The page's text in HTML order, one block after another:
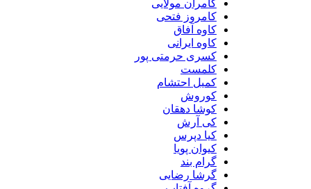
کامران مولایی
کامروز فتحی
کاوه آفاق
کاوه ایرانی
کسری حرمتی پور
کلمست
کمیل احتشام
کوروش
کوشا دهقان
کی آرش
کیا دپرس
کیوان پویا
گرام بند
گرشا رضایی